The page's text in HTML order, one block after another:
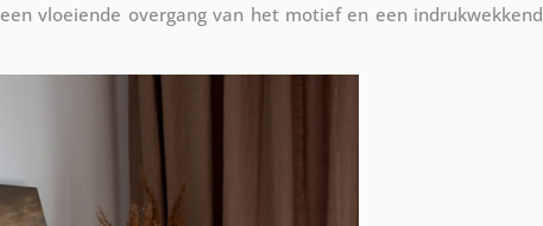
vloeiende overgang van het motief en een indrukwekkend